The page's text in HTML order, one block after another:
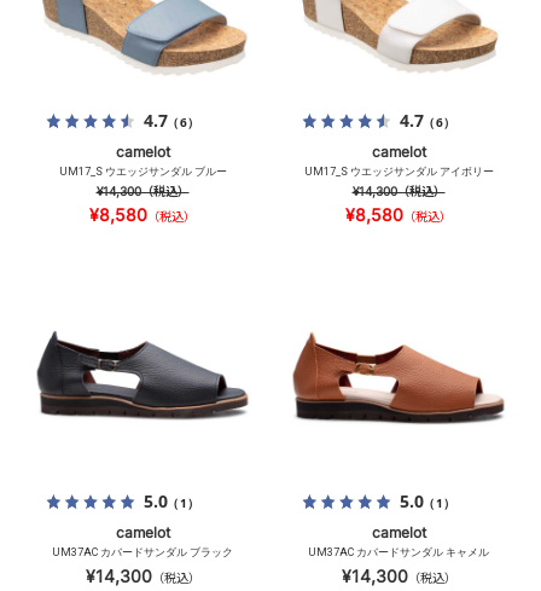
4.7（6）
camelot
UM17_S ウエッジサンダル ブルー
¥14,300（税込）
¥8,580 （税込）
4.7（6）
camelot
UM17_S ウエッジサンダル アイボリー
¥14,300（税込）
¥8,580 （税込）
5.0（1）
camelot
UM37AC カバードサンダル ブラック
¥14,300（税込）
5.0（1）
camelot
UM37AC カバードサンダル キャメル
¥14,300（税込）